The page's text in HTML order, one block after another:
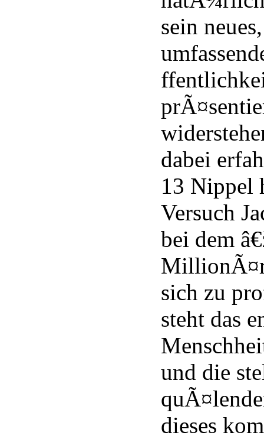
sein
dabei
13 Nippel
Versuch
bei dem
sich zu
steht das
und die
dieses